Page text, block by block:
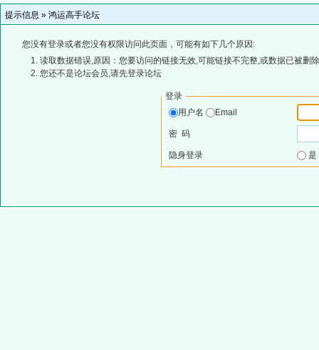
提示信息 » 鸿运高手论坛
您没有登录或者您没有权限访问此页面，可能有如下几个原因:
读取数据错误,原因：您要访问的链接无效,可能链接不完整,或数据已被删
您还不是论坛会员,请先登录论坛
登录
用户名
Email
密 码
隐身登录